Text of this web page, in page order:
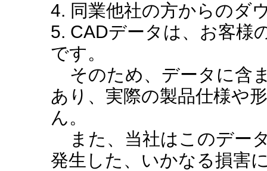
4. 同業他社の方からのダ
5. CADデータは、お客様
です。
そのため、データに含
あり、実際の製品仕様や
ん。
また、当社はこのデー
発生した、いかなる損害